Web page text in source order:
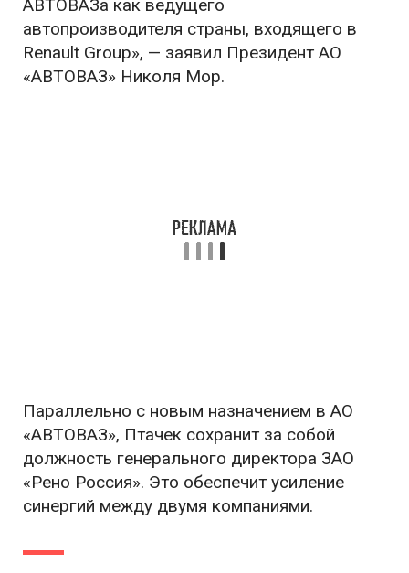
АВТОВАЗа как ведущего
автопроизводителя страны, входящего в
Renault Group», — заявил Президент АО
«АВТОВАЗ» Николя Мор.
Параллельно с новым назначением в АО
«АВТОВАЗ», Птачек сохранит за собой
должность генерального директора ЗАО
«Рено Россия». Это обеспечит усиление
синергий между двумя компаниями.